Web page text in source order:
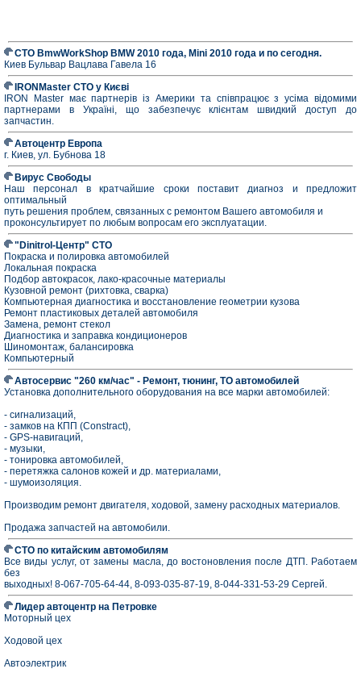
СТО BmwWorkShop BMW 2010 года, Mini 2010 года и по сегодня.
Киев Бульвар Вацлава Гавела 16
IRONMaster СТО у Києві
IRON Master має партнерів із Америки та співпрацює з усіма відомими
партнерами в Україні, що забезпечує клієнтам швидкий доступ до
запчастин.
Автоцентр Европа
г. Киев, ул. Бубнова 18
Вирус Свободы
Наш персонал в кратчайшие сроки поставит диагноз и предложит
оптимальный
путь решения проблем, связанных с ремонтом Вашего автомобиля и
проконсультирует по любым вопросам его эксплуатации.
"Dinitrol-Центр" СТО
Покраска и полировка автомобилей
Локальная покраска
Подбор автокрасок, лако-красочные материалы
Кузовной ремонт (рихтовка, сварка)
Компьютерная диагностика и восстановление геометрии кузова
Ремонт пластиковых деталей автомобиля
Замена, ремонт стекол
Диагностика и заправка кондиционеров
Шиномонтаж, балансировка
Компьютерный
Автосервис "260 км/час" - Ремонт, тюнинг, ТО автомобилей
Установка дополнительного оборудования на все марки автомобилей:
- сигнализаций,
- замков на КПП (Constract),
- GPS-навигаций,
- музыки,
- тонировка автомобилей,
- перетяжка салонов кожей и др. материалами,
- шумоизоляция.
Производим ремонт двигателя, ходовой, замену расходных материалов.
Продажа запчастей на автомобили.
СТО по китайским автомобилям
Все виды услуг, от замены масла, до востоновления после ДТП. Работаем
без
выходных! 8-067-705-64-44, 8-093-035-87-19, 8-044-331-53-29 Сергей.
Лидер автоцентр на Петровке
Моторный цех
Ходовой цех
Автоэлектрик